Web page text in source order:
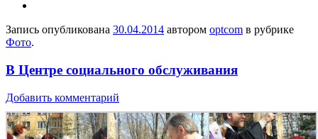
Запись опубликована 30.04.2014 автором optcom в рубрике
Фото.
В Центре социального обслуживания
Добавить комментарий